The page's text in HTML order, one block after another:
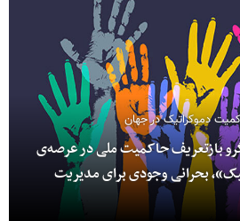
دموکراتیک در جهان
بازتعریف حاکمیت ملی در عرصه‌ی
بحرانی وجودی برای مدیریت